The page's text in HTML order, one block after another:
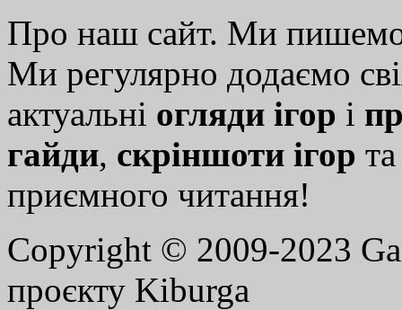
Про наш сайт. Ми
Ми регулярно додаємо
актуальні огляди ігор і
гайди, скріншоти ігор
приємного читання!
Copyright © 2009-2023
проєкту Kiburga